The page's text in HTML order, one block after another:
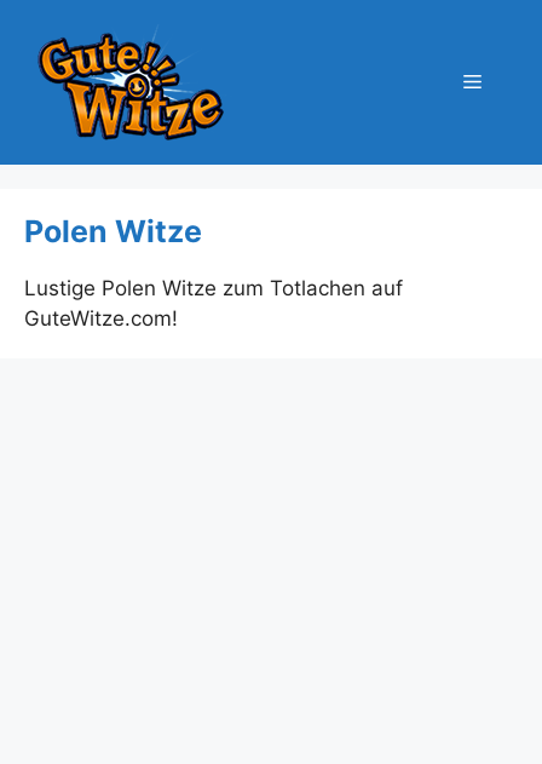
Inhalt
springen
Menü
Polen Witze
Lustige Polen Witze zum Totlachen auf
GuteWitze.com!